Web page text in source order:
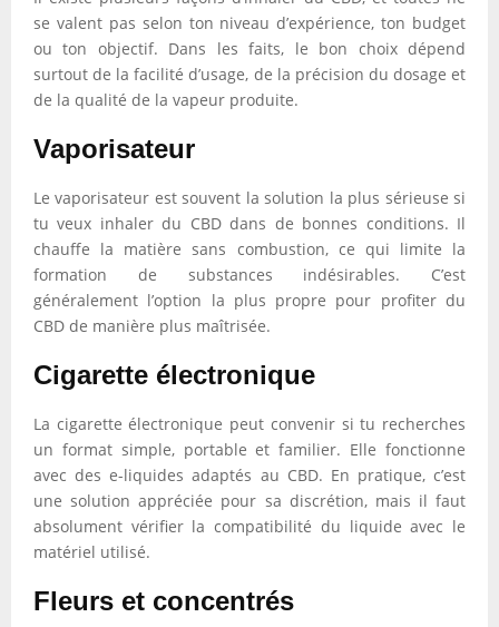
se valent pas selon ton niveau d’expérience, ton budget
ou ton objectif. Dans les faits, le bon choix dépend
surtout de la facilité d’usage, de la précision du dosage et
de la qualité de la vapeur produite.
Vaporisateur
Le vaporisateur est souvent la solution la plus sérieuse si
tu veux inhaler du CBD dans de bonnes conditions. Il
chauffe la matière sans combustion, ce qui limite la
formation de substances indésirables. C’est
généralement l’option la plus propre pour profiter du
CBD de manière plus maîtrisée.
Cigarette électronique
La cigarette électronique peut convenir si tu recherches
un format simple, portable et familier. Elle fonctionne
avec des e-liquides adaptés au CBD. En pratique, c’est
une solution appréciée pour sa discrétion, mais il faut
absolument vérifier la compatibilité du liquide avec le
matériel utilisé.
Fleurs et concentrés